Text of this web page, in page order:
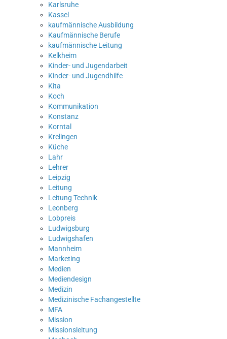
Karlsruhe
Kassel
kaufmännische Ausbildung
Kaufmännische Berufe
kaufmännische Leitung
Kelkheim
Kinder- und Jugendarbeit
Kinder- und Jugendhilfe
Kita
Koch
Kommunikation
Konstanz
Korntal
Krelingen
Küche
Lahr
Lehrer
Leipzig
Leitung
Leitung Technik
Leonberg
Lobpreis
Ludwigsburg
Ludwigshafen
Mannheim
Marketing
Medien
Mediendesign
Medizin
Medizinische Fachangestellte
MFA
Mission
Missionsleitung